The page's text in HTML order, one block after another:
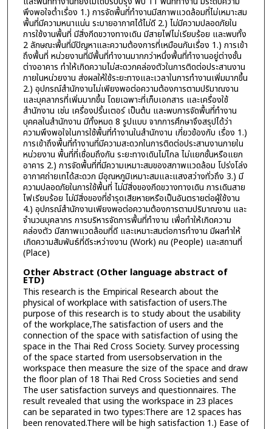
พึงพอใจต่ำเรื่อง 1.) การจัดพื้นที่ทำงานมีสภาพแวดล้อมที่ไม่เหมาะสม
พื้นที่มีความหนาแน่น ระบายอากาศได้ไม่ดี 2.) ไม่มีความปลอดภัยใน
การใช้งานพื้นที่ มีสิ่งกีดขวางทางเดิน มีสายไฟไม่เรียบร้อย และพบทั้ง
2 ลักษณะพื้นที่มีปัญหาและความต้องการที่เหมือนกันเรื่อง 1.) การเข้า
ถึงพื้นที่ หน่วยงานที่มีพื้นที่ทำงานมากกว่าหนึ่งพื้นที่ทำงานอยู่ต่างชั้น
ต่างอาคาร ทำให้เกิดความไม่สะดวกคล่องตัวในการติดต่อประสานงาน
ภายในหน่วยงาน ส่งผลให้ใช้ระยะทางและเวลาในการทำงานเพิ่มมากขึ้น
2.) อุปกรณ์สำนักงานไม่เพียงพอต่อความต้องการตามปริมาณงาน
และบุคลากรที่เพิ่มมากขึ้น โดยเฉพาะที่เก็บเอกสาร และเครื่องใช้
สำนักงาน เช่น เครื่องปริ้นเตอร์ เป็นต้น และพบการจัดพื้นที่ทำงาน
บุคคลในสำนักงาน มีทั้งหมด 8 รูปแบบ จากการศึกษาจึงสรุปได้ว่า
ความพึงพอใจในการใช้พื้นที่ทำงานในสำนักงาน เกี่ยวข้องกับ เรื่อง 1.)
การเข้าถึงพื้นที่ทำงานที่มีความสะดวกในการติดต่อประสานงานภายใน
หน่วยงาน พื้นที่ที่เชื่อมถึงกัน ระยะทางเดินไม่ไกล ไม่แยกชั้นหรือแยก
อาคาร 2.) การจัดพื้นที่ที่มีความเหมาะสมของสภาพแวดล้อม โปร่งโล่ง
อากาศถ่ายเทได้สะดวก มีอุณหภูมิเหมาะสมและแสงสว่างทั่วถึง 3.) มี
ความปลอดภัยในการใช้พื้นที่ ไม่มีสิ่งของกีดขวางทางเดิน การเดินสาย
ไฟเรียบร้อย ไม่มีสิ่งของที่ชำรุดเสียหายหรือเป็นอันตรายต่อผู้ใช้งาน
4.) อุปกรณ์สำนักงานเพียงพอต่อความต้องการตามปริมาณงาน และ
จำนวนบุคลากร การบริหารจัดการพื้นที่ทำงาน เพื่อทำให้เกิดความ
คล่องตัว มีสภาพแวดล้อมที่ดี และเหมาะสมต่อการทำงาน มีผลทำให้
เกิดความสัมพันธ์ที่ดีระหว่างงาน (Work) คน (People) และสถานที่
(Place)
Other Abstract (Other language abstract of
ETD)
This research is the Empirical Research about the
physical of workplace with satisfaction of users.The
purpose of this research is to study about the usability
of the workplace,The satisfaction of users and the
connection of the space with satisfaction of using the
space in the Thai Red Cross Society. Survey processing
of the space started from usersobservation in the
workspace then measure the size of the space and draw
the floor plan of 18 Thai Red Cross Societies and send
The user satisfaction surveys and questionnaires. The
result revealed that using the workspace in 23 places
can be separated in two types:There are 12 spaces has
been renovated.There will be high satisfaction 1.) Ease of